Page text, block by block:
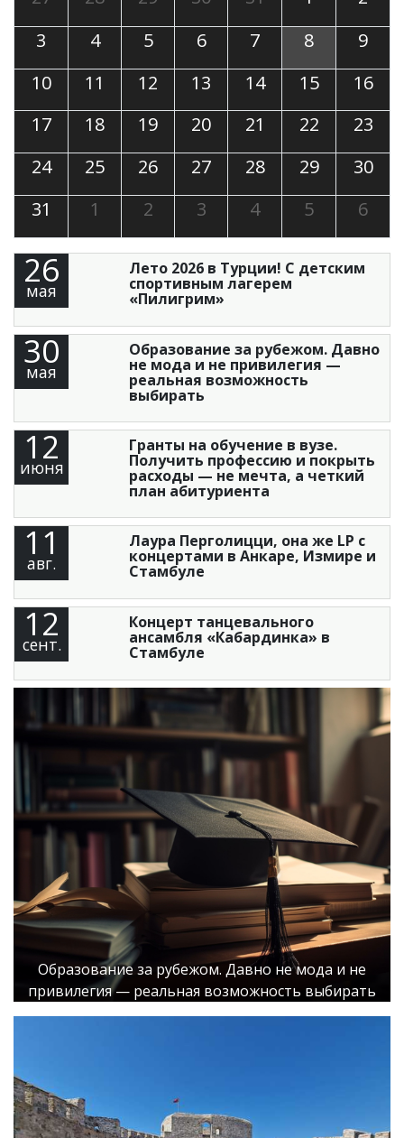
3
4 5 6 7 8
9
10
11 12 13 14 15
16
17
18 19 20 21 22
23
24
25 26 27 28 29
30
31
1 2 3 4 5 6
26
мая
Лето 2026 в Турции! С детским
спортивным лагерем
«Пилигрим»
30
мая
Образование за рубежом. Давно
не мода и не привилегия —
реальная возможность
выбирать
12
июня
Гранты на обучение в вузе.
Получить профессию и покрыть
расходы — не мечта, а четкий
план абитуриента
11
авг.
Лаура Перголицци, она же LP с
концертами в Анкаре, Измире и
Стамбуле
12
сент.
Концерт танцевального
ансамбля «Кабардинка» в
Стамбуле
Образование за рубежом. Давно не мода и не
привилегия — реальная возможность выбирать